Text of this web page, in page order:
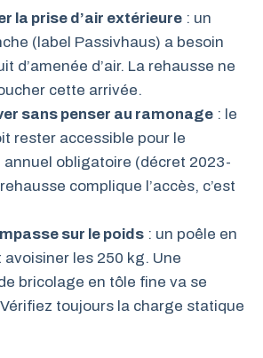
la prise d’air extérieure : un
(label Passivhaus) a besoin
d’amenée d’air. La rehausse ne
cette arrivée.
sans penser au ramonage : le
rester accessible pour le
annuel obligatoire (décret 2023-
complique l’accès, c’est
sur le poids : un poêle en
les 250 kg. Une
bricolage en tôle fine va se
toujours la charge statique